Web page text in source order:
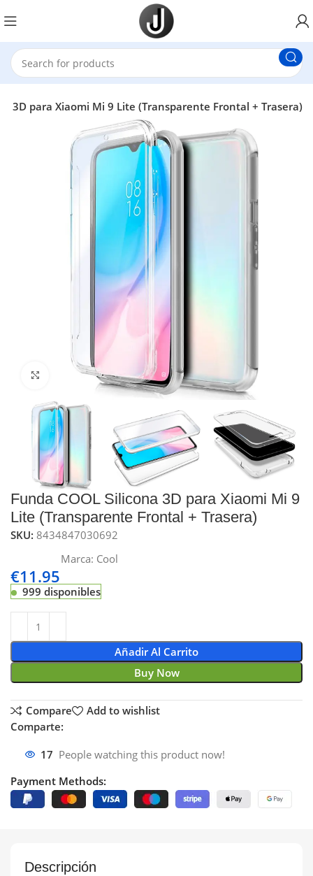
3D para Xiaomi Mi 9 Lite (Transparente Frontal + Trasera)
Click to enlarge
Funda COOL Silicona 3D para Xiaomi Mi 9
Lite (Transparente Frontal + Trasera)
SKU:8434847030692
Marca: Cool
€11.95
999 disponibles
Añadir Al Carrito
Buy Now
Compare
Add to wishlist
Comparte:
17 People watching this product now!
Payment Methods:
Descripción